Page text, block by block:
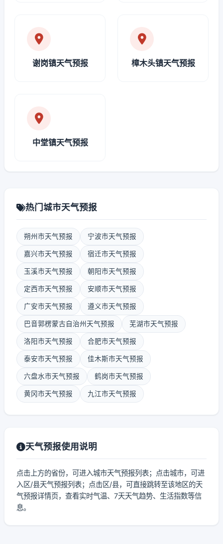
谢岗镇天气预报 樟木头镇天气预报
中堂镇天气预报
热门城市天气预报
朔州市天气预报 宁波市天气预报
嘉兴市天气预报 宿迁市天气预报
玉溪市天气预报 朝阳市天气预报
定西市天气预报 安顺市天气预报
广安市天气预报 遵义市天气预报
巴音郭楞蒙古自治州天气预报 芜湖市天气预报
洛阳市天气预报 合肥市天气预报
泰安市天气预报 佳木斯市天气预报
六盘水市天气预报 鹤岗市天气预报
黄冈市天气预报 九江市天气预报
天气预报使用说明
点击上方的省份，可进入城市天气预报列表；点击城市，可进
入区/县天气预报列表；点击区/县，可直接跳转至该地区的天
气预报详情页，查看实时气温、7天天气趋势、生活指数等信
息。